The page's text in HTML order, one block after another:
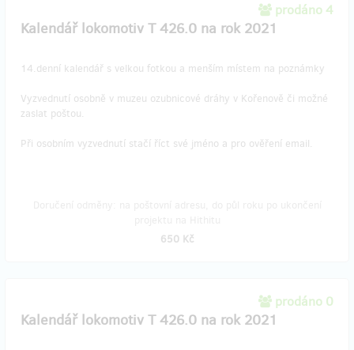
prodáno 4
Kalendář lokomotiv T 426.0 na rok 2021
14.denní kalendář s velkou fotkou a menším místem na poznámky
Vyzvednutí osobně v muzeu ozubnicové dráhy v Kořenově či možné
zaslat poštou.
Při osobním vyzvednutí stačí říct své jméno a pro ověření email.
650 Kč
prodáno 0
Kalendář lokomotiv T 426.0 na rok 2021